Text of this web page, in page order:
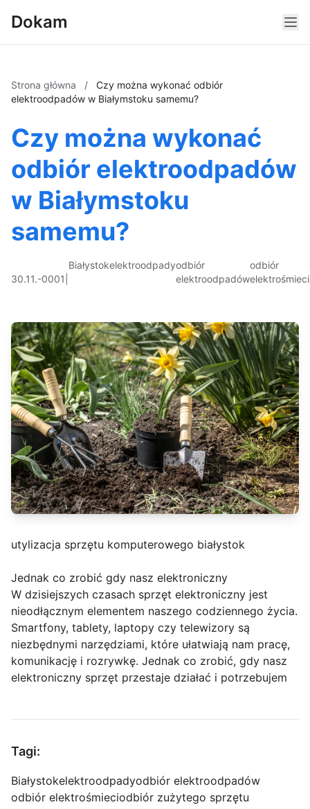
Dokam
Strona główna /
Czy można wykonać odbiór
elektroodpadów w Białymstoku samemu?
Czy można wykonać
odbiór elektroodpadów
w Białymstoku
samemu?
30.11.-0001
Białystokelektroodpadyodbiór
elektroodpadów
odbiór
elektrośmieci
utylizacja sprzętu komputerowego białystok
Jednak co zrobić gdy nasz elektroniczny
W dzisiejszych czasach sprzęt elektroniczny jest
nieodłącznym elementem naszego codziennego życia.
Smartfony, tablety, laptopy czy telewizory są
niezbędnymi narzędziami, które ułatwiają nam pracę,
komunikację i rozrywkę. Jednak co zrobić, gdy nasz
elektroniczny sprzęt przestaje działać i potrzebujem
Tagi:
Białystokelektroodpadyodbiór elektroodpadów
odbiór elektrośmieciodbiór zużytego sprzętu